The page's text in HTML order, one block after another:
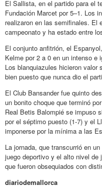
El Sallista, en el partido para el
Fundación Marcet por 5–1. Los
realizaron en las semifinales. El
campeonato y ha estado entre
El conjunto anfitrión, el
Kelme por 2 a 0 en un intenso e
Los blanquiazules hicieron valor
bien puesto que nunca dio el
El Club Bansander fue quinto
un bonito choque que terminó
Real Betis Balompié se impuso
por el séptimo puesto (1-7) y el
imponerse por la mínima a las
La jornada, que transcurrió en
juego deportivo y el alto nivel
que fueron obsequiados con
diariodemallorca